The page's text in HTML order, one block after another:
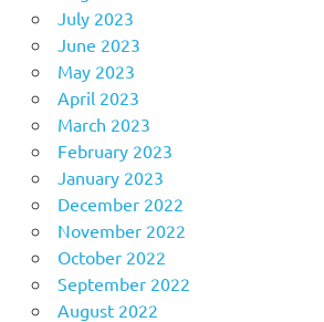
July 2023
June 2023
May 2023
April 2023
March 2023
February 2023
January 2023
December 2022
November 2022
October 2022
September 2022
August 2022